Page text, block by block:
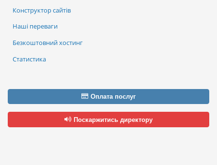
Конструктор сайтів
Наші переваги
Безкоштовний хостинг
Статистика
Оплата послуг
Поскаржитись директору